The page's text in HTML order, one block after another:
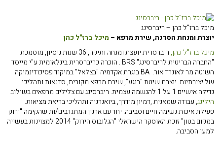
מיכל ברז"ל כהן – ריברסינג
יוצרת ומנחת הסדנה, שירת מרפא – מיכל ברז"ל כהן
מיכל ברז"ל כהן,
ריברסרית יועצת ומנחה ותיקה, 36 שנות ניסיון, מוסמכת
"החברה הבריטית לריברסינג" BRS . הוכרה כריברסרית בינלאומית ע"י מייסד
השיטה מר לאונרד אור. BA בוגרת אקדמיה "בצלאל" במיקוד פסיכודינמיקה
של יצירתיות. יוצרת שיטת "רוגע", שירת מרפא מקורית, סדנאות ותהליכי
גדילה אישיים 1 על 1 להגשמה עצמית. ריברסינג עם צלילים מרפאים בשילוב
הילינג, עבודה שמאנית ,דמיון מודרך, ביואנרגיה ותהליכי בריאת מציאות.
פעילת איכות נשימה חיים וסביבה. יחד עם ארגון המתנדבים/ות שהקימה "ירוק
במקום בטון" זוכת האוסקר הישראלי "הגלובוס הירוק" 2014 למצוינות בעשייה
למען הסביבה.